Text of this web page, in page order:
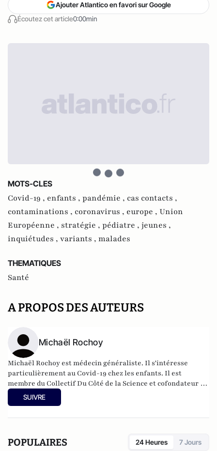
Écoutez cet article0:00min
Ajouter Atlantico en favori sur Google
MOTS-CLES
Covid-19 , enfants , pandémie , cas contacts ,
contaminations , coronavirus , europe , Union
Européenne , stratégie , pédiatre , jeunes ,
inquiétudes , variants , malades
THEMATIQUES
Santé
A PROPOS DES AUTEURS
Michaël Rochoy
Michaël Rochoy est médecin généraliste. Il s'intéresse
particulièrement au Covid-19 chez les enfants. Il est
membre du Collectif Du Côté de la Science et cofondateur du
collectif Stop postillons.
SUIVRE
POPULAIRES 24 Heures 7 Jours